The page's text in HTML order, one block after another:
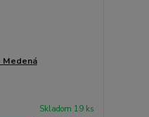
Medená
Skladom 19 ks